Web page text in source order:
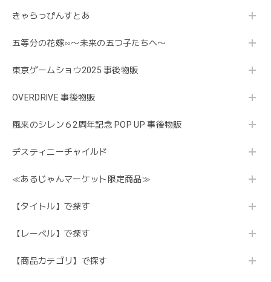
きゃらっぴんすとあ
五等分の花嫁∽〜未来の五つ子たちへ〜
東京ゲームショウ2025 事後物販
OVERDRIVE 事後物販
風来のシレン６2周年記念 POP UP 事後物販
デスティニーチャイルド
≪あるじゃんマーケット限定商品≫
【タイトル】で探す
【レーベル】で探す
【商品カテゴリ】で探す